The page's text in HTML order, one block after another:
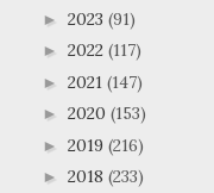
► 2023 (91)
► 2022 (117)
► 2021 (147)
► 2020 (153)
► 2019 (216)
► 2018 (233)